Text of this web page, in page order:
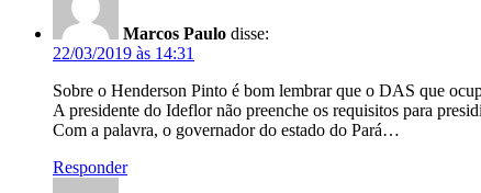
Marcos Paulo disse:
22/03/2019 às 14:31
Sobre o Henderson Pinto é bom lembrar que o DAS que
A presidente do Ideflor não preenche os requisitos para
Com a palavra, o governador do estado do Pará…
Responder